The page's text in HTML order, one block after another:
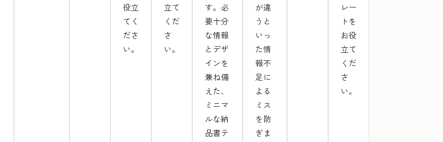
役立
てく
ださ
い。
立て
くだ
さ
い。
す。必
要十分
な情報
とデザ
インを
兼ね備
えた、
ミニマ
ルな納
品書テ
が違
うと
いっ
た情
報不
足に
よる
ミス
を防
ぎま
レー
トを
お役
立て
くだ
さ
い。